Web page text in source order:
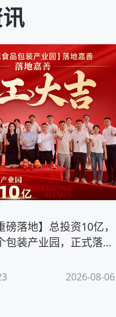
磅落地】总投资10亿，
包装产业园，正式落地
2026-08-06